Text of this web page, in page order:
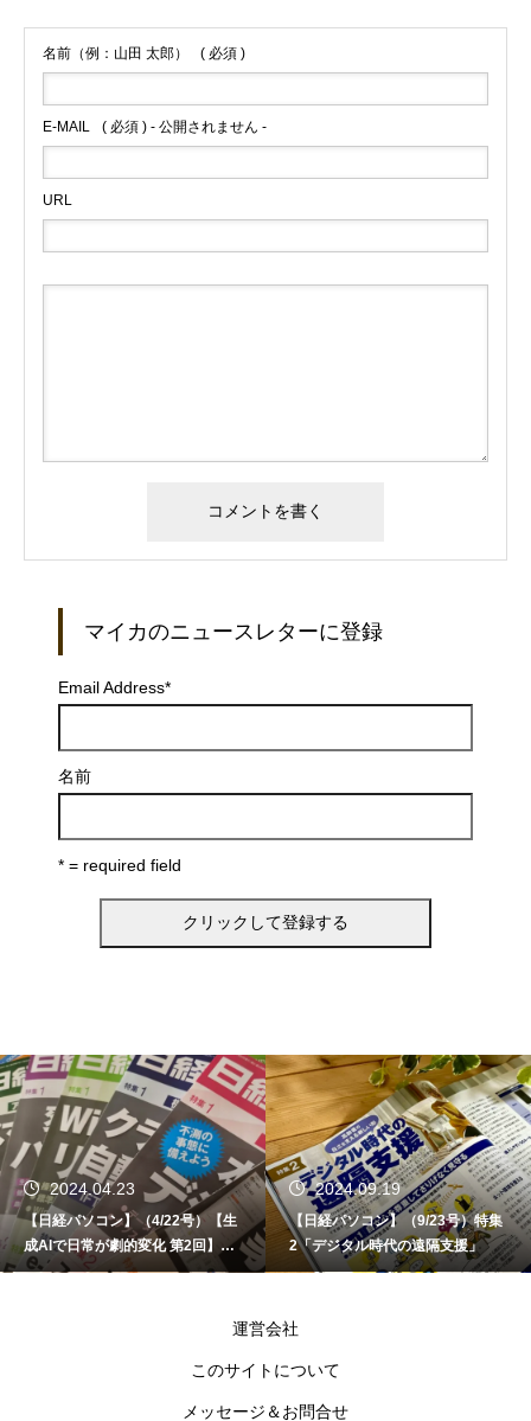
名前（例：山田 太郎） ( 必須 )
E-MAIL ( 必須 ) - 公開されません -
URL
マイカのニュースレターに登録
Email Address*
名前
* = required field
2024.04.23
【日経パソコン】（4/22号）【生
成AIで日常が劇的変化 第2回】AI
の力でオンライン会議をアップデ
2024.09.19
【日経パソコン】（9/23号）特集
2「デジタル時代の遠隔支援」
運営会社
このサイトについて
メッセージ＆お問合せ